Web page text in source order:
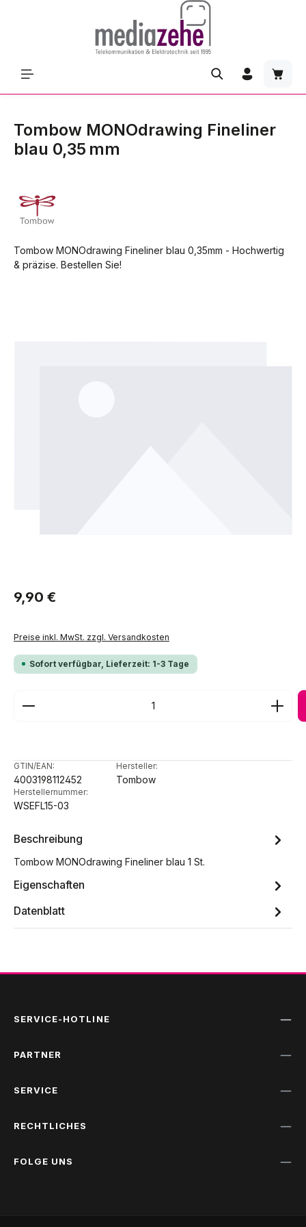
Tombow MONOdrawing Fineliner
blau 0,35 mm
Tombow MONOdrawing Fineliner blau 0,35mm - Hochwertig
& präzise. Bestellen Sie!
Regulärer Preis:
9,90 €
Preise inkl. MwSt. zzgl. Versandkosten
Sofort verfügbar, Lieferzeit: 1-3 Tage
Produkt Anzahl: Gib den gewünschten Wert ein
GTIN/EAN:
4003198112452
Hersteller:
Tombow
Herstellernummer:
WSEFL15-03
Beschreibung
Tombow MONOdrawing Fineliner blau 1 St.
Eigenschaften
Datenblatt
SERVICE-HOTLINE
PARTNER
SERVICE
RECHTLICHES
FOLGE UNS